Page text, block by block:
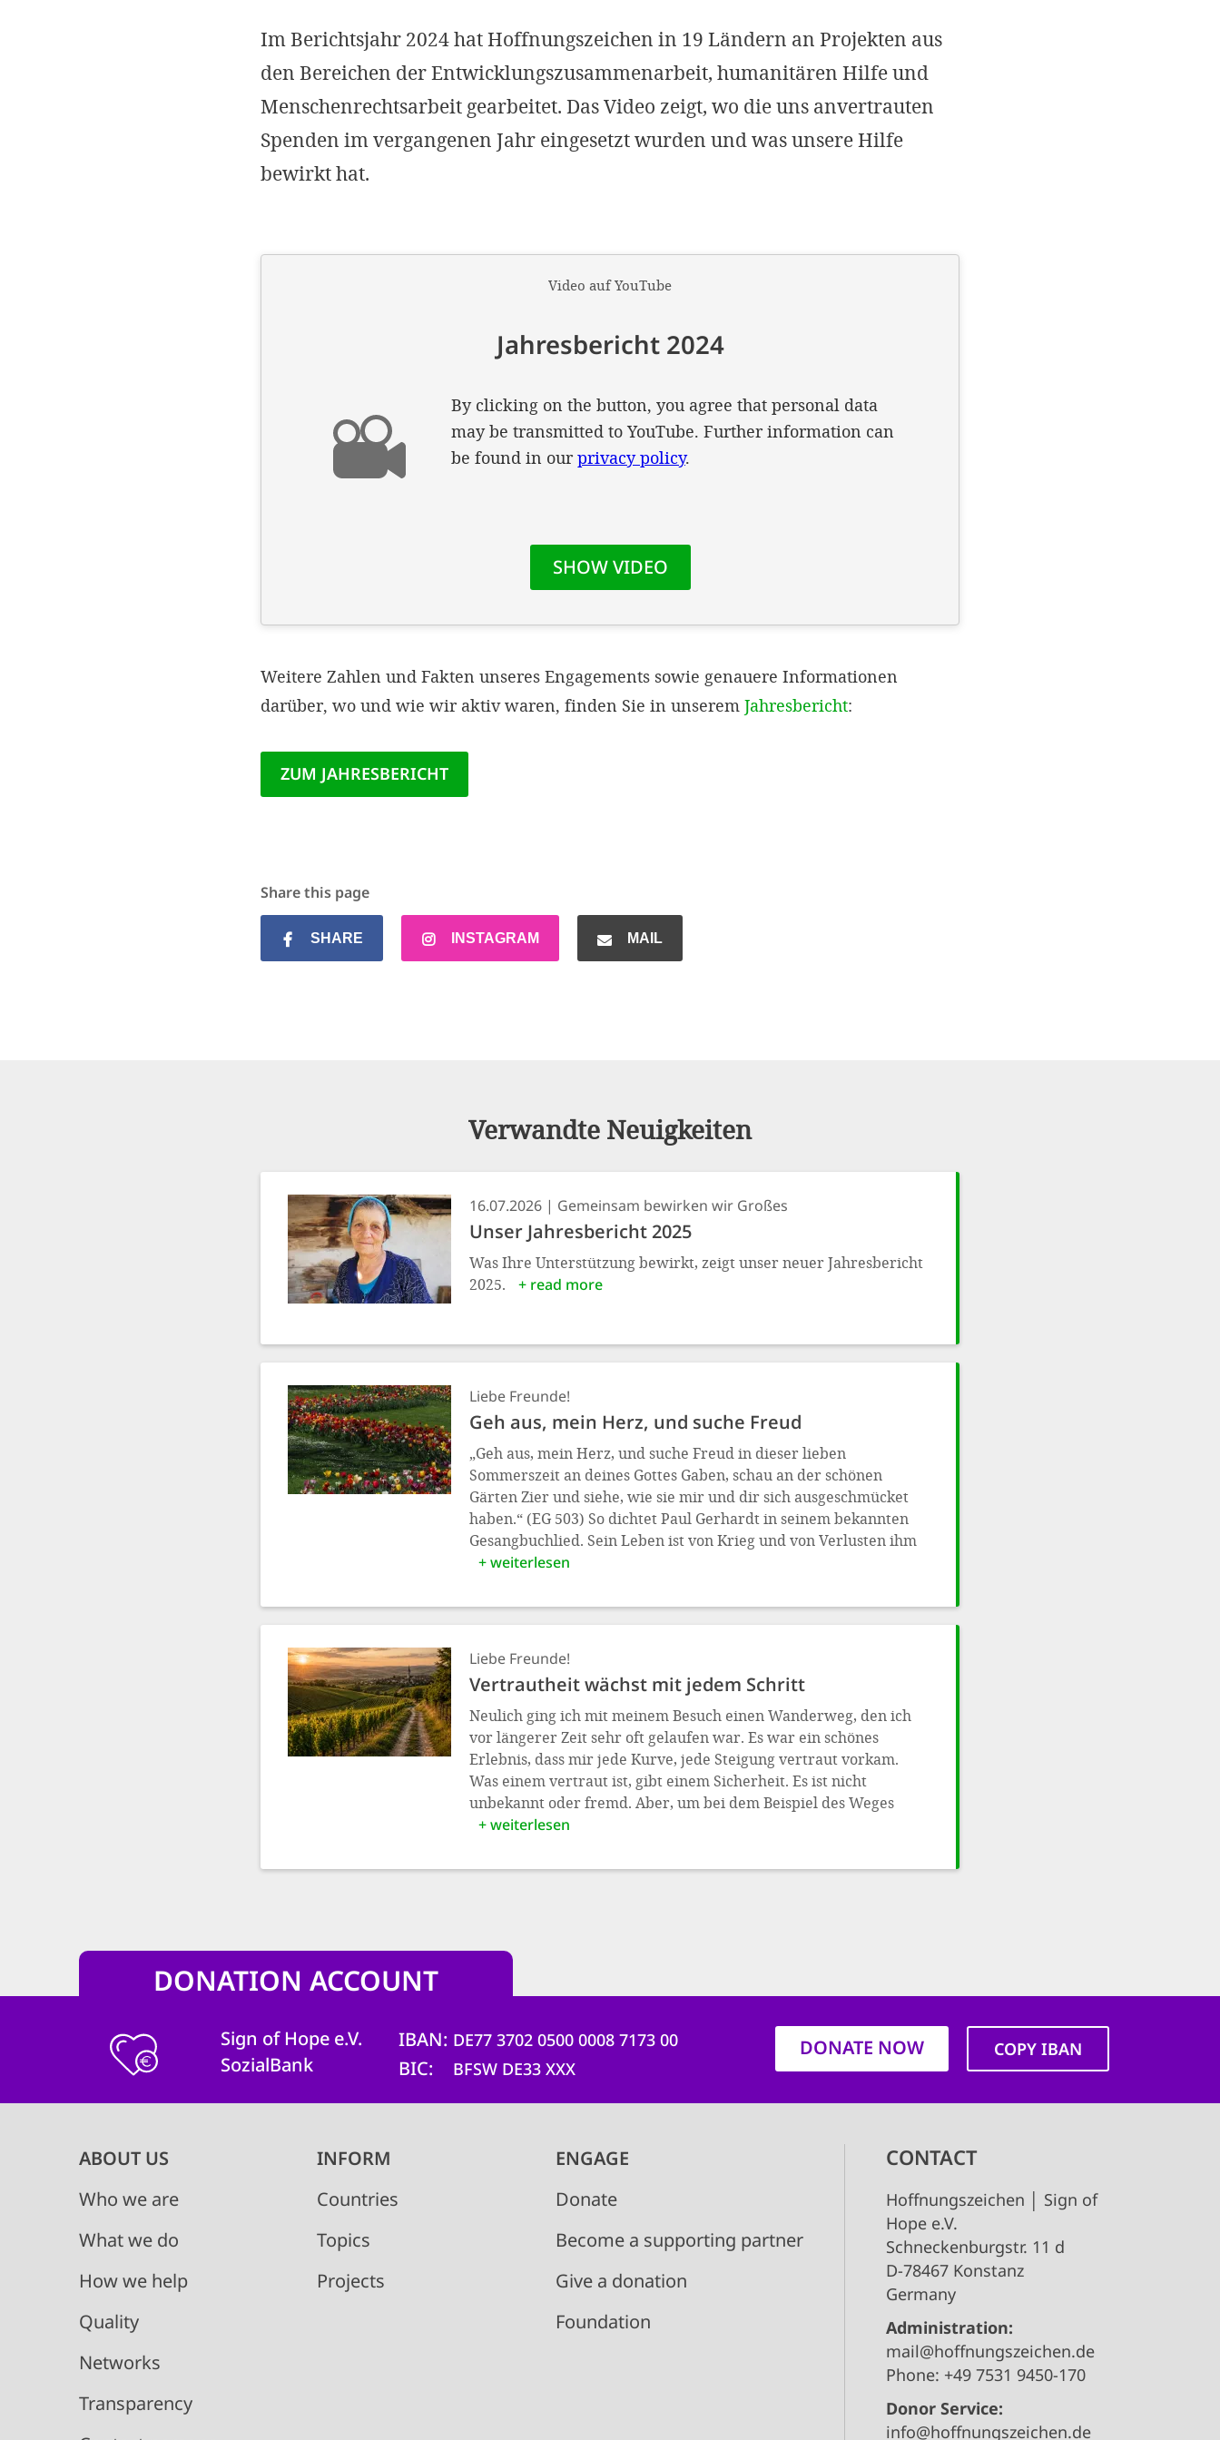
Im Berichtsjahr 2024 hat Hoffnungszeichen in 19 Ländern an Projekten aus
den Bereichen der Entwicklungszusammenarbeit, humanitären Hilfe und
Menschenrechtsarbeit gearbeitet. Das Video zeigt, wo die uns anvertrauten
Spenden im vergangenen Jahr eingesetzt wurden und was unsere Hilfe
bewirkt hat.
Weitere Zahlen und Fakten unseres Engagements sowie genauere Informationen
darüber, wo und wie wir aktiv waren, finden Sie in unserem Jahresbericht:
ZUM JAHRESBERICHT
Share this page
SHARE INSTAGRAM MAIL
Verwandte Neuigkeiten
16.07.2026 Gemeinsam bewirken wir Großes
Unser Jahresbericht 2025
Was Ihre Unterstützung bewirkt, zeigt unser neuer Jahresbericht
2025.
+ read more
Liebe Freunde!
Geh aus, mein Herz, und suche Freud
„Geh aus, mein Herz, und suche Freud in dieser lieben
Sommerszeit an deines Gottes Gaben, schau an der schönen
Gärten Zier und siehe, wie sie mir und dir sich ausgeschmücket
haben.“ (EG 503) So dichtet Paul Gerhardt in seinem bekannten
Gesangbuchlied. Sein Leben ist von Krieg und von Verlusten ihm
+ weiterlesen
Liebe Freunde!
Vertrautheit wächst mit jedem Schritt
Neulich ging ich mit meinem Besuch einen Wanderweg, den ich
vor längerer Zeit sehr oft gelaufen war. Es war ein schönes
Erlebnis, dass mir jede Kurve, jede Steigung vertraut vorkam.
Was einem vertraut ist, gibt einem Sicherheit. Es ist nicht
unbekannt oder fremd. Aber, um bei dem Beispiel des Weges
+ weiterlesen
DONATION ACCOUNT
Sign of Hope e.V.
SozialBank
IBAN DE77 3702 0500 0008 7173 00
BIC BFSW DE33 XXX
DONATE NOW COPY IBAN
Main
navigation
ABOUT US
Who we are
What we do
How we help
Quality
Networks
Transparency
INFORM
Countries
Topics
Projects
ENGAGE
Donate
Become a supporting partner
Give a donation
Foundation
CONTACT
Hoffnungszeichen │ Sign of
Hope e.V.
Schneckenburgstr. 11 d
D-78467 Konstanz
Germany
Administration:
mail@hoffnungszeichen.de
Phone: +49 7531 9450-170
Donor Service:
info@hoffnungszeichen.de